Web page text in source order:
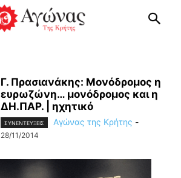
Γ. Πρασιανάκης: Μονόδρομος η
ευρωζώνη… μονόδρομος και η
ΔΗ.ΠΑΡ. | ηχητικό
ΣΥΝΕΝΤΕΥΞΕΙΣ Αγώνας της Κρήτης -
28/11/2014